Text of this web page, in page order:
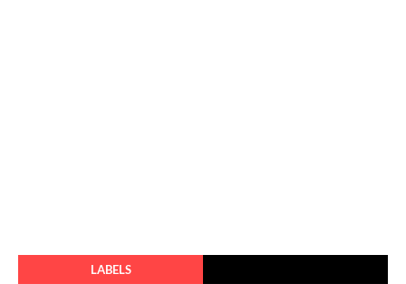
LABELS